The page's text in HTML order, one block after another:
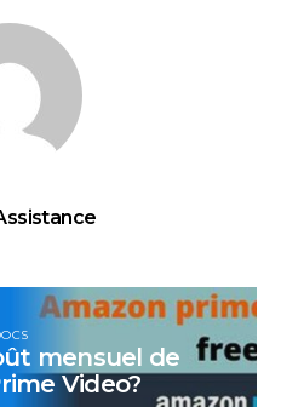
mensuel de
Video?